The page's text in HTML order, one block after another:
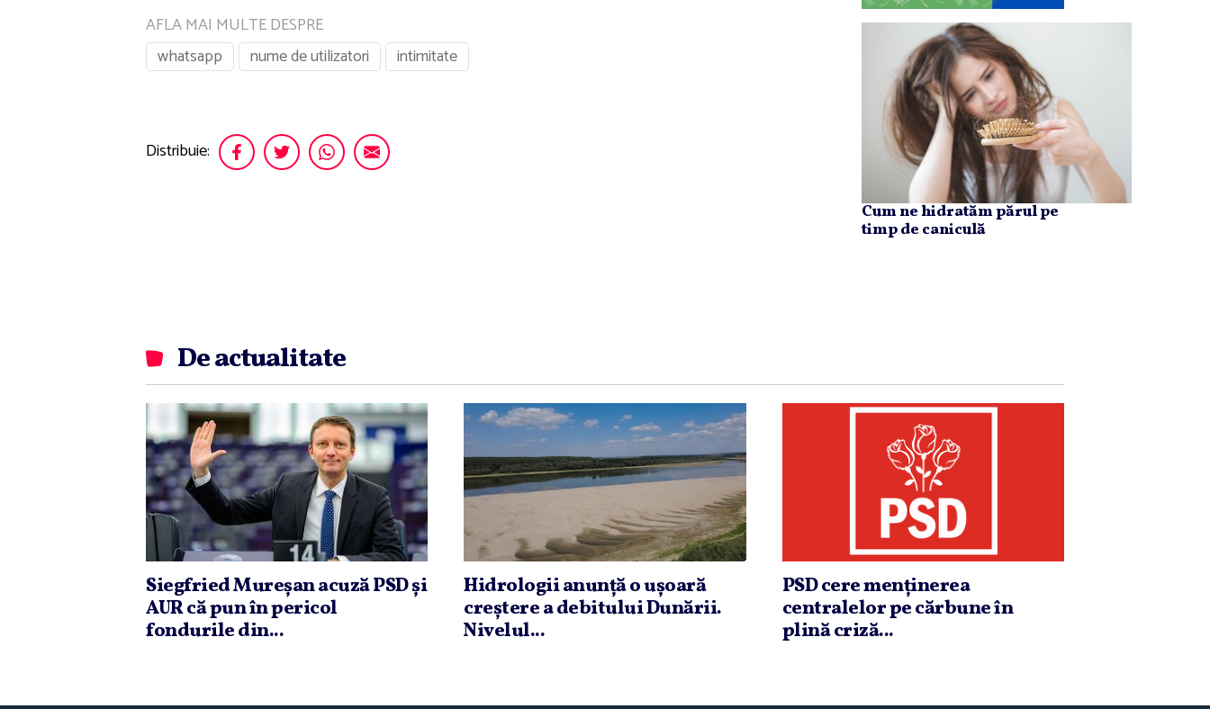
AFLA MAI MULTE DESPRE
whatsapp
nume de utilizatori intimitate
Distribuie:
Cum ne hidratăm părul pe
timp de caniculă
De actualitate
Siegfried Mureşan acuză PSD şi
AUR că pun în pericol
fondurile din...
Hidrologii anunţă o uşoară
creştere a debitului Dunării.
Nivelul...
PSD cere menţinerea
centralelor pe cărbune în
plină criză...